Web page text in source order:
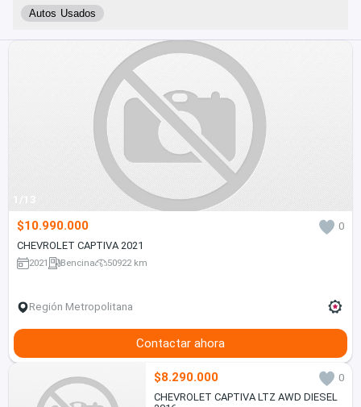
Autos Usados
1/13
$10.990.000
0
CHEVROLET CAPTIVA 2021
2021 Bencina 50922 km
Región Metropolitana
Contactar ahora
$8.290.000
0
CHEVROLET CAPTIVA LTZ AWD DIESEL